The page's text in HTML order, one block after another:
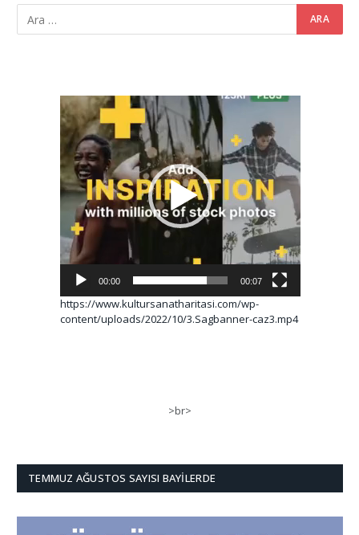
Video
oynatıcı
00:00 00:07
https://www.kultursanatharitasi.com/wp-
content/uploads/2022/10/3.Sagbanner-caz3.mp4
>br>
TEMMUZ AĞUSTOS SAYISI BAYILERDE